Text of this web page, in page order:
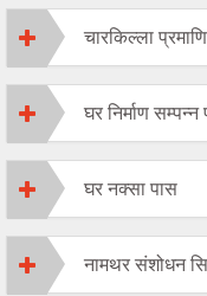
चारकिल्ला
घर निर्माण
घर नक्सा पास
नामथर संशोधन